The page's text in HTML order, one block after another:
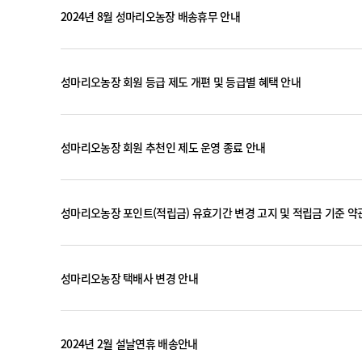
2024년 8월 성마리오농장 배송휴무 안내
성마리오농장 회원 등급 제도 개편 및 등급별 혜택 안내
성마리오농장 회원 추천인 제도 운영 종료 안내
성마리오농장 포인트(적립금) 유효기간 변경 고지 및 적립금 기준 약
성마리오농장 택배사 변경 안내
2024년 2월 설날연휴 배송안내